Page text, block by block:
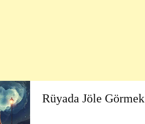
Rüyada Jöle Görmek